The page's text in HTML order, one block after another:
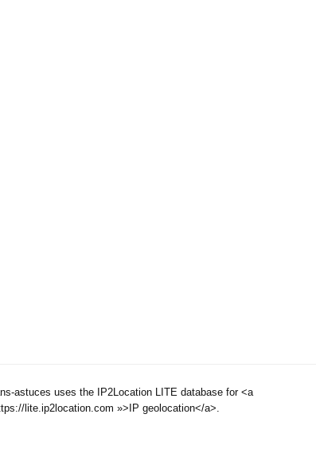
astuces uses the IP2Location LITE database for <a
lite.ip2location.com »>IP geolocation</a>.